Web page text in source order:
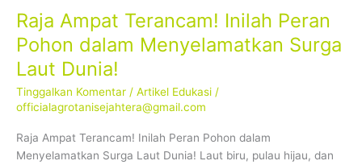
Raja Ampat Terancam! Inilah Peran
Pohon dalam Menyelamatkan Surga
Laut Dunia!
Tinggalkan Komentar / Artikel Edukasi /
officialagrotanisejahtera@gmail.com
Raja Ampat Terancam! Inilah Peran Pohon dalam
Menyelamatkan Surga Laut Dunia! Laut biru, pulau hijau, dan
Dunia!